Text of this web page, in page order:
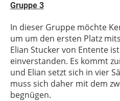
Gruppe 3
In dieser Gruppe möchte
um um den ersten Platz
Elian Stucker von Entente
einverstanden. Es kommt
und Elian setzt sich in vier
muss sich daher mit dem
begnügen.